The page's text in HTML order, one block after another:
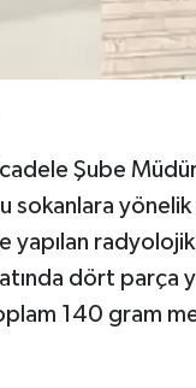
Şube
sokanlara
yapılan
dört parça
140 gram